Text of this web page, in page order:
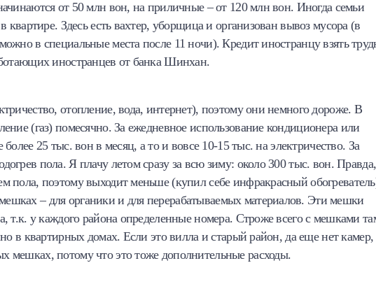
от 50 млн вон, на приличные – от 120 млн вон. Иногда семьи
квартире. Здесь есть вахтер, уборщица и организован вывоз мусора (в
в специальные места после 11 ночи). Кредит иностранцу взять
иностранцев от банка Шинхан.
отопление, вода, интернет), поэтому они немного дороже. В
(газ) помесячно. За ежедневное использование кондиционера или
25 тыс. вон в месяц, а то и вовсе 10-15 тыс. на электричество. За
пола. Я плачу летом сразу за всю зиму: около 300 тыс. вон.
пола, поэтому выходит меньше (купил себе инфракрасный
– для органики и для перерабатываемых материалов. Эти мешки
т.к. у каждого района определенные номера. Строже всего с мешками
в квартирных домах. Если это вилла и старый район, да еще нет камер,
мешках, потому что это тоже дополнительные расходы.